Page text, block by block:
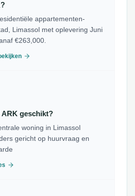
appartementen-
Limassol met oplevering Juni
€263,000.
ARK geschikt?
woning in Limassol
gericht op huurvraag en